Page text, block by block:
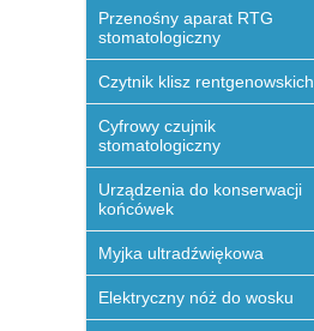
Przenośny aparat RTG
stomatologiczny
Czytnik klisz rentgenowskich
Cyfrowy czujnik
stomatologiczny
Urządzenia do konserwacji
końcówek
Myjka ultradźwiękowa
Elektryczny nóż do wosku